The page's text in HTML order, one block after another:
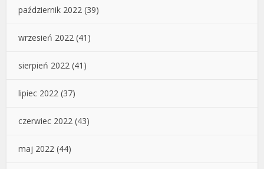
październik 2022 (39)
wrzesień 2022 (41)
sierpień 2022 (41)
lipiec 2022 (37)
czerwiec 2022 (43)
maj 2022 (44)